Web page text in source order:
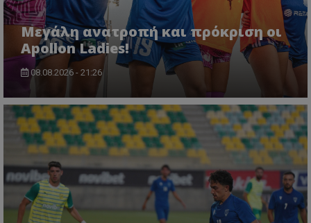
Μεγάλη ανατροπή και πρόκριση οι
Apollon Ladies!
08.08.2026 - 21:26